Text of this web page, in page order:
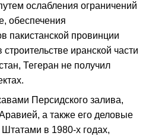
ослабления ограничений
обеспечения
пакистанской провинции
иранской части
Тегеран не получил
Персидского залива,
а также его деловые
в 1980-х годах,